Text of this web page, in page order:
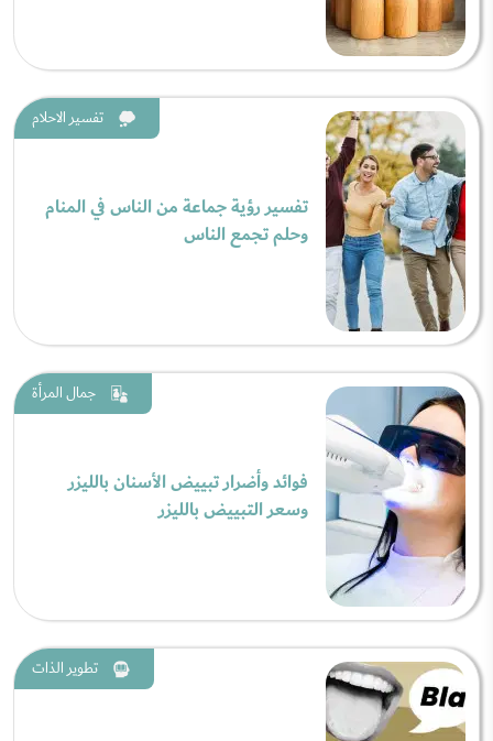
تفسير الاحلام
تفسير رؤية جماعة من الناس في المنام
وحلم تجمع الناس
جمال المرأة
فوائد وأضرار تبييض الأسنان بالليزر
وسعر التبييض بالليزر
تطوير الذات